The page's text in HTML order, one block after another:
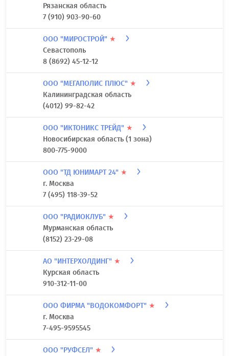
Рязанская область
7 (910) 903-90-60
ООО "МИРОСТРОЙ" ★
Севастополь
8 (8692) 45-12-12
ООО "МЕГАПОЛИС ПЛЮС" ★
Калининградская область
(4012) 99-82-42
ООО "ИКТОНИКС ТРЕЙД" ★
Новосибирская область (1 зона)
800-775-9000
ООО "ТД ЮНИМАРТ 24" ★
г. Москва
7 (495) 118-39-52
ООО "РАДИОКЛУБ" ★
Мурманская область
(8152) 23-29-08
АО "ИНТЕРХОЛДИНГ" ★
Курская область
910-312-11-00
ООО ФИРМА "ВОДОКОМФОРТ" ★
г. Москва
7-495-9595545
ООО "РУФСЕЛ" ★